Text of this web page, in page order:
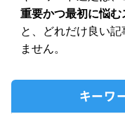
重要かつ最初に悩む
と、どれだけ良い
ません。
キーワ